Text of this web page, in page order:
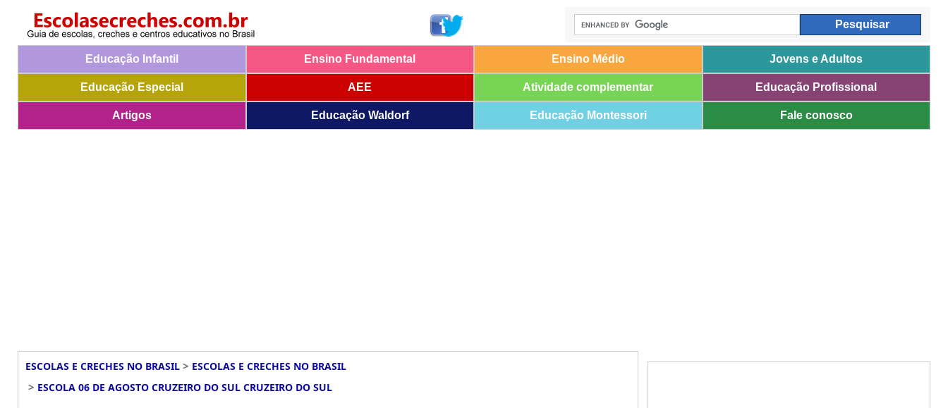
Educação Infantil Ensino Fundamental Ensino Médio Jovens e Adultos
Educação Especial AEE Atividade complementar Educação Profissional
Artigos Educação Waldorf Educação Montessori Fale conosco
ESCOLAS E CRECHES NO BRASIL > ESCOLAS E CRECHES NO BRASIL
> ESCOLA 06 DE AGOSTO CRUZEIRO DO SUL CRUZEIRO DO SUL